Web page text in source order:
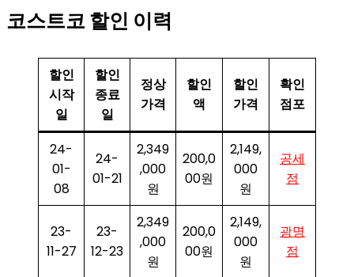
코스트코 할인 이력
할인
시작
일
할인
종료
일
정상
가격
할인
액
할인
가격
확인
점포
24-
01-
08
24-
01-21
2,349
,000
원
200,0
00원
2,149,
000
원
공세
점
23-
11-27
23-
12-23
2,349
,000
원
200,0
00원
2,149,
000
원
광명
점